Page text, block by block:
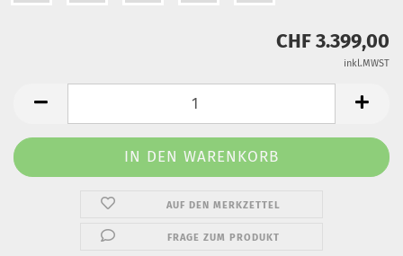
CHF 3.399,00
inkl.MWST
AUF DEN MERKZETTEL
FRAGE ZUM PRODUKT